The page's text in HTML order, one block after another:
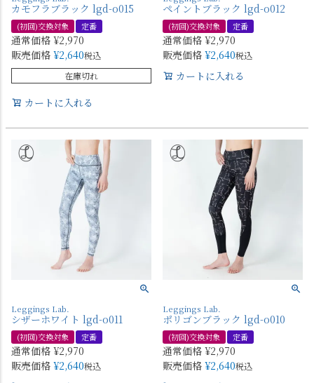
カモフラブラック lgd-o015
(初回)交換対象 定番
通常価格 ¥2,970
販売価格 ¥2,640税込
在庫切れ
カートに入れる
ペイントブラック lgd-o012
(初回)交換対象 定番
通常価格 ¥2,970
販売価格 ¥2,640税込
カートに入れる
Leggings Lab.
シザーホワイト lgd-o011
(初回)交換対象 定番
通常価格 ¥2,970
販売価格 ¥2,640税込
Leggings Lab.
ポリゴンブラック lgd-o010
(初回)交換対象 定番
通常価格 ¥2,970
販売価格 ¥2,640税込